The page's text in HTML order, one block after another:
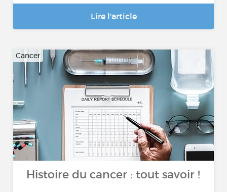
Lire l'article
Cancer
Histoire du cancer : tout savoir !